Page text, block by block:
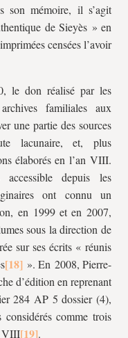
son mémoire, il s’agit
de Sieyès » en
censées l’avoir
le don réalisé par les
familiales aux
une partie des sources
lacunaire, et, plus
élaborés en l’an VIII.
depuis les
ont connu un
en 1999 et en 2007,
sous la direction de
sur ses écrits « réunis
». En 2008,Pierre-
d’édition en reprenant
284 AP 5 dossier (4),
considérés comme trois
VIII
.